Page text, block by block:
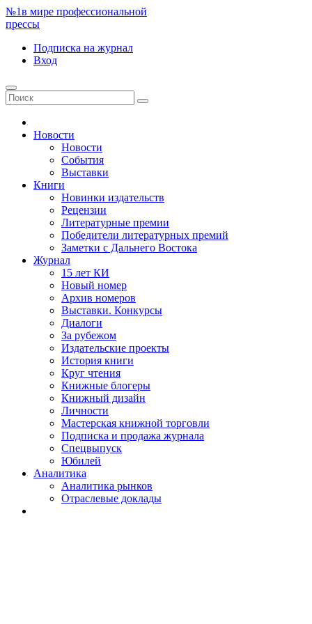
№1в мире профессиональной
прессы
Подписка на журнал
Вход
Новости
Новости
События
Выставки
Книги
Новинки издательств
Рецензии
Литературные премии
Победители литературных премий
Заметки с Дальнего Востока
Журнал
15 лет КИ
Новый номер
Архив номеров
Выставки. Конкурсы
Диалоги
За рубежом
Издательские проекты
История книги
Круг чтения
Книжные блогеры
Книжный дизайн
Личности
Мастерская книжной торговли
Подписка и продажа журнала
Спецвыпуск
Юбилей
Аналитика
Аналитика рынков
Отраслевые доклады